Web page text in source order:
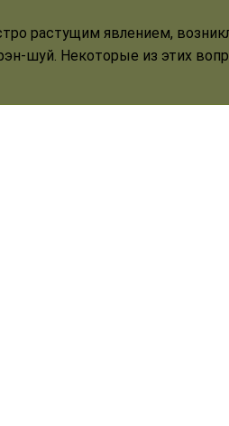
растущим явлением,
шуй. Некоторые из этих